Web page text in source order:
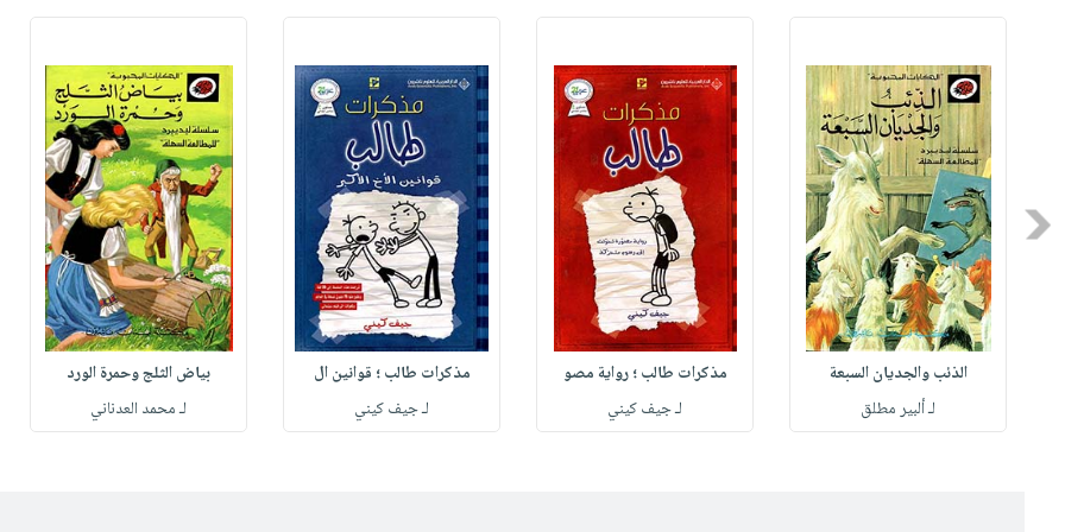
Previous
الذئب والجديان السبعة
لـ ألبير مطلق
مذكرات طالب ؛ رواية مصو
لـ جيف كيني
مذكرات طالب ؛ قوانين ال
لـ جيف كيني
بياض الثلج وحمرة الورد
لـ محمد العدناني